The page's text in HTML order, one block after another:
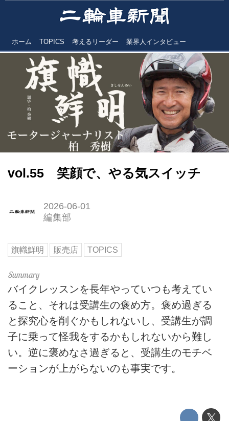
ホーム TOPICS 考えるリーダー 業界人インタビュー
vol.55 笑顔で、やる気スイッチ
2026-06-01
編集部
旗幟鮮明 販売店 TOPICS
バイクレッスンを長年やっていつも考えてい
ること、それは受講生の褒め方。褒め過ぎる
と探究心を削ぐかもしれないし、受講生が調
子に乗って怪我をするかもしれないから難し
い。逆に褒めなさ過ぎると、受講生のモチベ
ーションが上がらないのも事実です。